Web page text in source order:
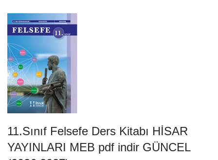
c
e
b
o
o
k
tt
er
ail
11.Sınıf Felsefe Ders Kitabı HİSAR
YAYINLARI MEB pdf indir GÜNCEL